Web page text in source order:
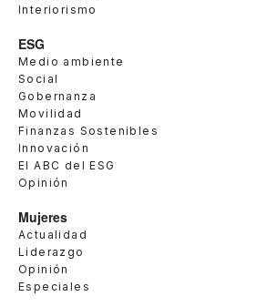
Interiorismo
ESG
Medio ambiente
Social
Gobernanza
Movilidad
Finanzas Sostenibles
Innovación
El ABC del ESG
Opinión
Mujeres
Actualidad
Liderazgo
Opinión
Especiales